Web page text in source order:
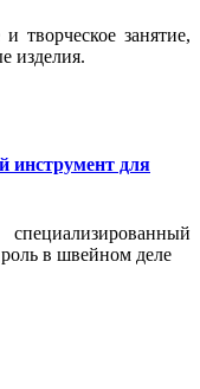
творческое занятие,
изделия.
инструмент для
в швейном деле